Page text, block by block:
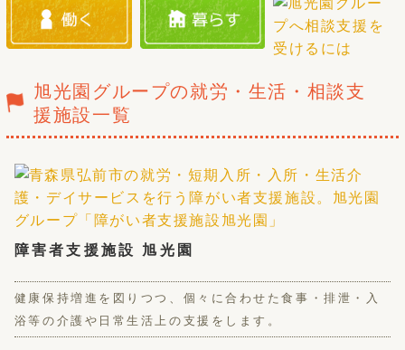
旭光園グループの就労・生活・相談支
援施設一覧
障害者支援施設 旭光園
健康保持増進を図りつつ、個々に合わせた食事・排泄・入
浴等の介護や日常生活上の支援をします。